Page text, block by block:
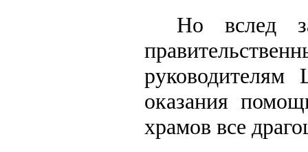
Но вслед
оказания
храмов все